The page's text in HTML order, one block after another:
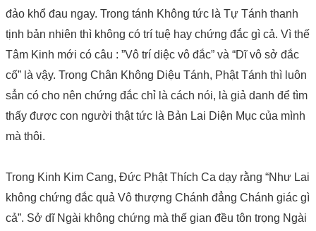
đảo khổ đau ngay. Trong tánh Không tức là Tự Tánh thanh
tịnh bản nhiên thì không có trí tuệ hay chứng đắc gì cả. Vì thế
Tâm Kinh mới có câu : ”Vô trí diệc vô đắc” và “Dĩ vô sở đắc
cố” là vậy. Trong Chân Không Diệu Tánh, Phật Tánh thì luôn
sẳn có cho nên chứng đắc chỉ là cách nói, là giả danh để tìm
thấy được con người thật tức là Bản Lai Diện Mục của mình
mà thôi.
Trong Kinh Kim Cang, Đức Phật Thích Ca dạy rằng “Như Lai
không chứng đắc quả Vô thượng Chánh đẳng Chánh giác gì
cả”. Sở dĩ Ngài không chứng mà thế gian đều tôn trọng Ngài